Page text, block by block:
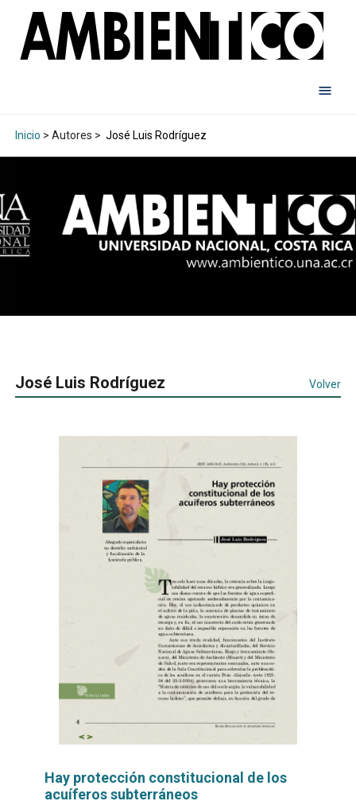
Inicio > Autores > José Luis Rodríguez
José Luis Rodríguez Volver
Hay protección constitucional de los
acuíferos subterráneos